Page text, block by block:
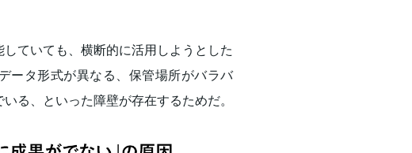
ていても、横断的に活用しようとした
ータ形式が異なる、保管場所がバラバ
る、といった障壁が存在するためだ。